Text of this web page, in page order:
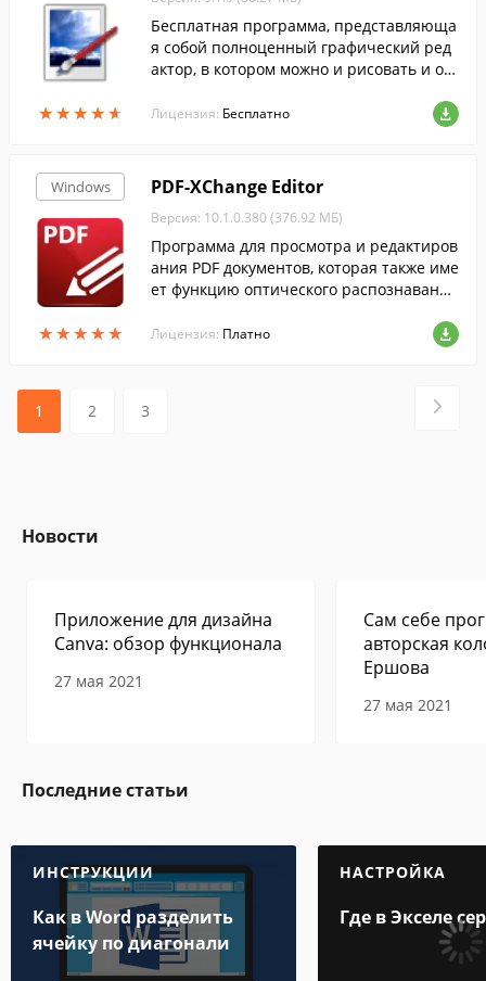
★★★★★
★★★★★
Бесплатная программа, представляюща
я собой полноценный графический ред
актор, в котором можно и рисовать и об
работу со слоями, имеет набор эффектов
Лицензия: Бесплатно
Windows
★★★★★
★★★★★
PDF-XChange Editor
Версия: 10.1.0.380 (376.92 МБ)
Программа для просмотра и редактиров
ания PDF документов, которая также име
ет функцию оптического распознавания
Лицензия: Платно
1 2 3
Новости
Приложение для дизайна
Canva: обзор функционала
27 мая 2021
Сам себе
авторская
Ершова
27 мая 2021
Последние статьи
ИНСТРУКЦИИ
Как в Word разделить
ячейку по диагонали
НАСТРОЙКА
Где в Экселе